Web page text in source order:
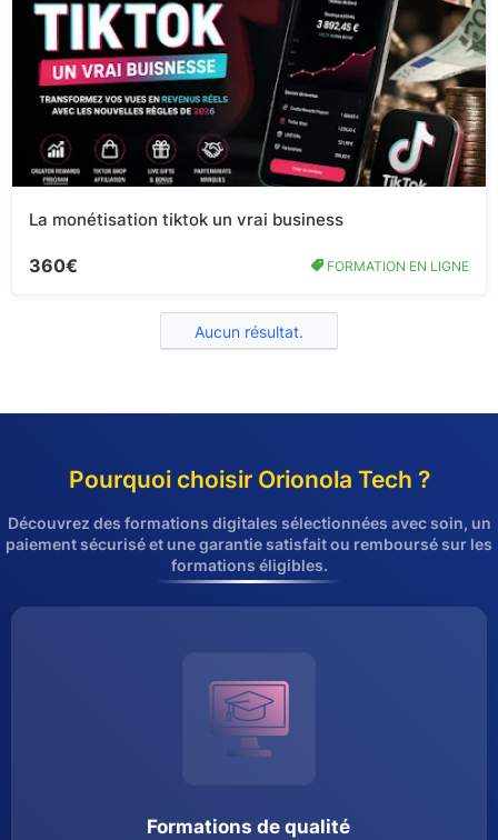
La monétisation tiktok un vrai business
360€ FORMATION EN LIGNE
Aucun résultat.
Pourquoi choisir Orionola Tech ?
Découvrez des formations digitales sélectionnées avec soin, un
paiement sécurisé et une garantie satisfait ou remboursé sur les
formations éligibles.
Formations de qualité